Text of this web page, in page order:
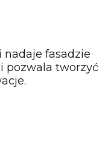
fasadzie
pozwala tworzyć